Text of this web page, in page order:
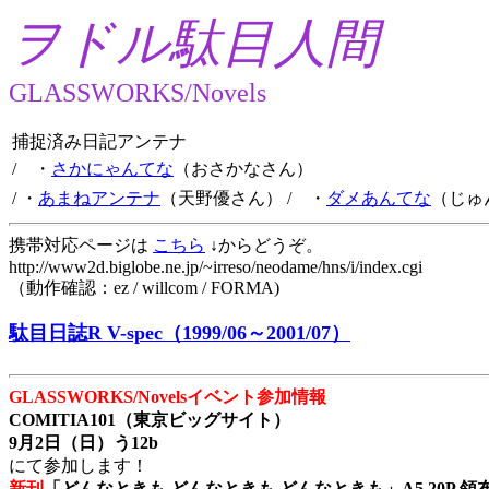
ヲドル駄目人間
GLASSWORKS/Novels
捕捉済み日記アンテナ
/ ・ さかにゃんてな （おさかなさん）
/ ・ あまねアンテナ （天野優さん） / ・ ダメあんてな （じ
携帯対応ページは こちら ↓からどうぞ。
http://www2d.biglobe.ne.jp/~irreso/neodame/hns/i/index.cgi
（動作確認：ez / willcom / FORMA)
駄目日誌R V-spec（1999/06～2001/07）
GLASSWORKS/Novelsイベント参加情報
COMITIA101（東京ビッグサイト）
9月2日（日）う12b
にて参加します！